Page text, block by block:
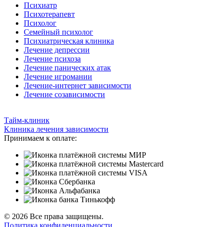
Психиатр
Психотерапевт
Психолог
Семейный психолог
Психиатрическая клиника
Лечение депрессии
Лечение психоза
Лечение панических атак
Лечение игромании
Лечение-интернет зависимости
Лечение созависимости
Тайм-клиник
Клиника лечения зависимости
Принимаем к оплате:
© 2026 Все права защищены.